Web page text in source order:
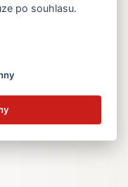
po souhlasu.